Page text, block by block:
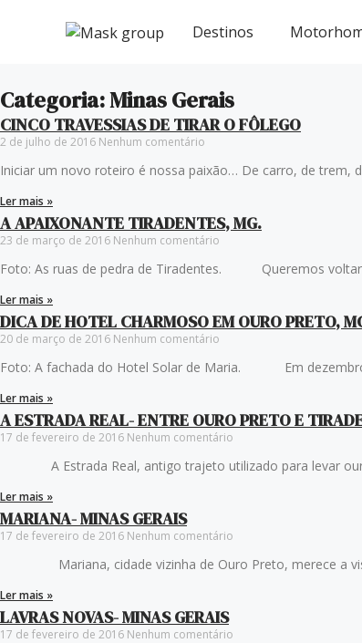
Destinos
Categoria: Minas Gerais
CINCO TRAVESSIAS DE TIRAR O FÔLEGO
2 de julho de 2016 Nenhum comentário
Iniciar um novo roteiro é nossa paixão… De carro, de trem,
Ler mais »
A APAIXONANTE TIRADENTES, MG.
23 de março de 2016 Nenhum comentário
Foto: As ruas de pedra de Tiradentes. Queremos voltar.
Ler mais »
DICA DE HOTEL CHARMOSO EM OURO PRETO,
20 de março de 2016 Nenhum comentário
Foto: A fachada do Hotel Solar de Maria. Em dezembro
Ler mais »
A ESTRADA REAL- ENTRE OURO PRETO E
17 de fevereiro de 2016 Nenhum comentário
A Estrada Real, antigo trajeto utilizado para levar ouro
Ler mais »
MARIANA- MINAS GERAIS
17 de fevereiro de 2016 Nenhum comentário
Mariana, cidade vizinha de Ouro Preto, merece a
Ler mais »
LAVRAS NOVAS- MINAS GERAIS
17 de fevereiro de 2016 Nenhum comentário